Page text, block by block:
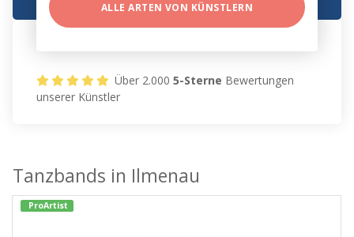
ALLE ARTEN VON KÜNSTLERN
Über 2.0005-Sterne Bewertungen
unserer Künstler
Tanzbands in Ilmenau
ProArtist